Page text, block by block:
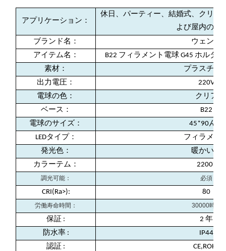
アプリケーション：
休日、パーティー、結婚式、クリス
よび屋内の装
ブランド名：
ウェンダ
アイテム名：
B22 フィラメント電球 G45 ホルダ
素材：
プラスチッ
出力電圧：
220V
電球の色：
クリア
ベース：
B22
電球のサイズ：
45*90んん
LEDタイプ：
フィラメン
発光色：
暖かい白
カラーテム：
2200k
調光可能： 必須
CRI(Ra>): 80
労働寿命時間： 30000時間
保証 :
2 年
防水率 :
IP44
認証 :
CE,ROHS